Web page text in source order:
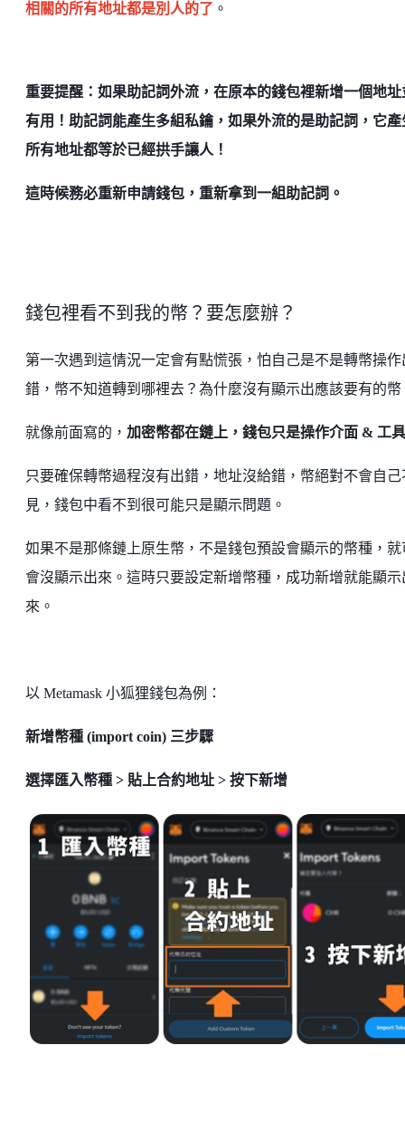
相關的所有地址都是別人的了 。
重要提醒：如果助記詞外流，在原本的錢包裡新增一個地址
有用！助記詞能產生多組私鑰，如果外流的是助記詞，它產
所有地址都等於已經拱手讓人！
這時候務必重新申請錢包，重新拿到一組助記詞。
錢包裡看不到我的幣？要怎麼辦？
第一次遇到這情況一定會有點慌張，怕自己是不是轉幣操作
錯，幣不知道轉到哪裡去？為什麼沒有顯示出應該要有的幣
就像前面寫的， 加密幣都在鏈上，錢包只是操作介面 & 工
只要確保轉幣過程沒有出錯，地址沒給錯，幣絕對不會自己
見，錢包中看不到很可能只是顯示問題。
如果不是那條鏈上原生幣，不是錢包預設會顯示的幣種，就
會沒顯示出來。這時只要設定新增幣種，成功新增就能顯示
來。
以 Metamask 小狐狸錢包為例：
新增幣種 (import coin) 三步驟
選擇匯入幣種 > 貼上合約地址 > 按下新增